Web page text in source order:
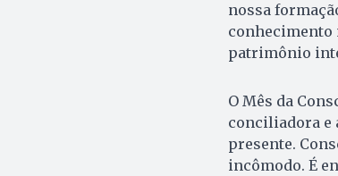
nossa
conhecimento
patrimônio
O Mês da
conciliadora e
presente.
incômodo. É